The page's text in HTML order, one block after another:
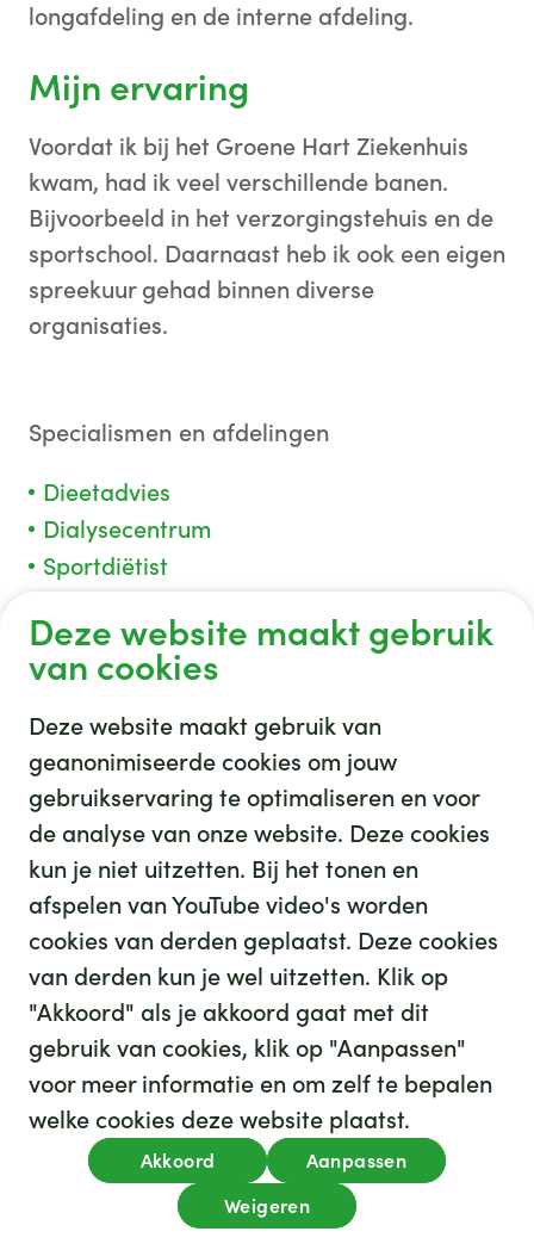
longafdeling en de interne afdeling.
Mijn ervaring
Voordat ik bij het Groene Hart Ziekenhuis
kwam, had ik veel verschillende banen.
Bijvoorbeeld in het verzorgingstehuis en de
sportschool. Daarnaast heb ik ook een eigen
spreekuur gehad binnen diverse
organisaties.
Specialismen en afdelingen
Dieetadvies
Dialysecentrum
Sportdiëtist
Deze website maakt gebruik
van cookies
Deze website maakt gebruik van
geanonimiseerde cookies om jouw
gebruikservaring te optimaliseren en voor
de analyse van onze website. Deze cookies
kun je niet uitzetten. Bij het tonen en
afspelen van YouTube video's worden
cookies van derden geplaatst. Deze cookies
van derden kun je wel uitzetten. Klik op
"Akkoord" als je akkoord gaat met dit
gebruik van cookies, klik op "Aanpassen"
voor meer informatie en om zelf te bepalen
welke cookies deze website plaatst.
Akkoord
Aanpassen
Weigeren
GHZ
We hebben 35 leuke banen voor je
Kijk op werkenbijghz.nl
Privacy
Algemene voorwaarden
Cookies
Disclaimer